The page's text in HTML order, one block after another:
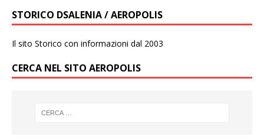
STORICO DSALENIA / AEROPOLIS
Il sito Storico con informazioni dal 2003
CERCA NEL SITO AEROPOLIS